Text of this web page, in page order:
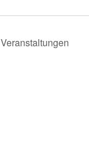
Veranstaltungen